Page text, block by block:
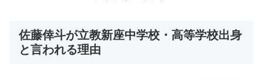
佐藤倖斗が立教新座中学校・高等学校出身
と言われる理由